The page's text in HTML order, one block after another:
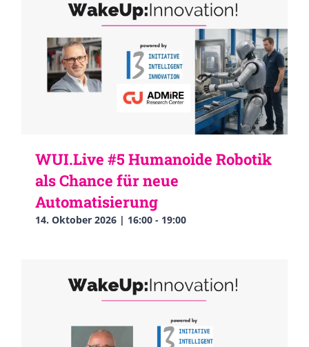
WUI.Live #5 Humanoide Robotik
als Chance für neue
Automatisierung
14. Oktober 2026 | 16:00 - 19:00